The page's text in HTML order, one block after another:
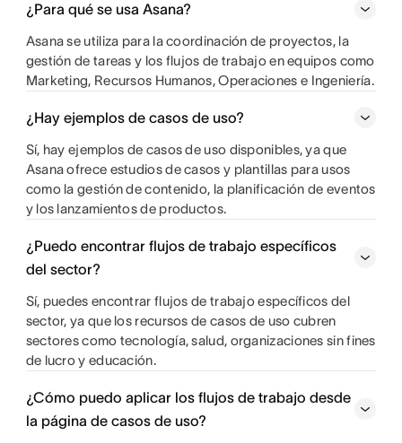
¿Para qué se usa Asana?
Asana se utiliza para la coordinación de proyectos, la
gestión de tareas y los flujos de trabajo en equipos como
Marketing, Recursos Humanos, Operaciones e Ingeniería.
¿Hay ejemplos de casos de uso?
Sí, hay ejemplos de casos de uso disponibles, ya que
Asana ofrece estudios de casos y plantillas para usos
como la gestión de contenido, la planificación de eventos
y los lanzamientos de productos.
¿Puedo encontrar flujos de trabajo específicos
del sector?
Sí, puedes encontrar flujos de trabajo específicos del
sector, ya que los recursos de casos de uso cubren
sectores como tecnología, salud, organizaciones sin fines
de lucro y educación.
¿Cómo puedo aplicar los flujos de trabajo desde
la página de casos de uso?